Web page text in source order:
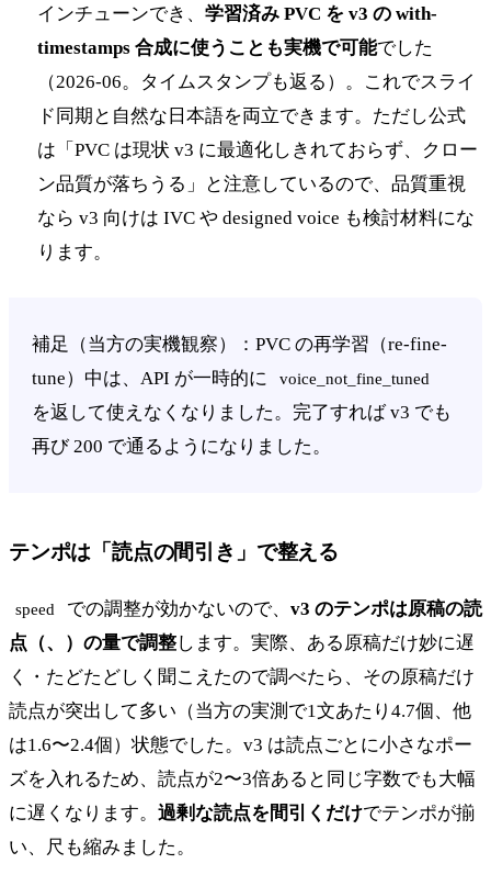
インチューンでき、 学習済み PVC を v3 の with-
timestamps 合成に使うことも実機で可能でした
（2026-06。タイムスタンプも返る）。これでスライ
ド同期と自然な日本語を両立できます。ただし公式
は「PVC は現状 v3 に最適化しきれておらず、クロー
ン品質が落ちうる」と注意しているので、品質重視
なら v3 向けは IVC や designed voice も検討材料にな
ります。
補足（当方の実機観察）：PVC の再学習（re-fine-
tune）中は、API が一時的に
voice_not_fine_tuned
を返して使えなくなりました。完了すれば v3 でも
再び 200 で通るようになりました。
テンポは「読点の間引き」で整える
speed での調整が効かないので、 v3 のテンポは原稿の読
点（、）の量で調整します。実際、ある原稿だけ妙に遅
く・たどたどしく聞こえたので調べたら、その原稿だけ
読点が突出して多い（当方の実測で1文あたり4.7個、他
は1.6〜2.4個）状態でした。v3 は読点ごとに小さなポー
ズを入れるため、読点が2〜3倍あると同じ字数でも大幅
に遅くなります。 過剰な読点を間引くだけでテンポが揃
い、尺も縮みました。